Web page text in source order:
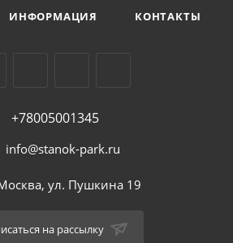
ИНФОРМАЦИЯ КОНТАКТЫ
+78005001345
info@stanok-park.ru
ул. Пушкина 19
на рассылку